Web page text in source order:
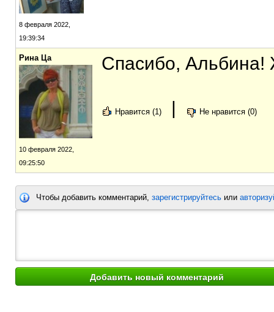
8 февраля 2022,
19:39:34
Рина Ца
10 февраля 2022,
09:25:50
Спасибо, Альбина!
Нравится (1) | Не нравится (0)
Чтобы добавить комментарий, зарегистрируйтесь или